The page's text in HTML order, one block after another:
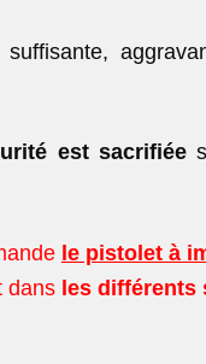
est sacrifiée
le pistolet à
dans les différents